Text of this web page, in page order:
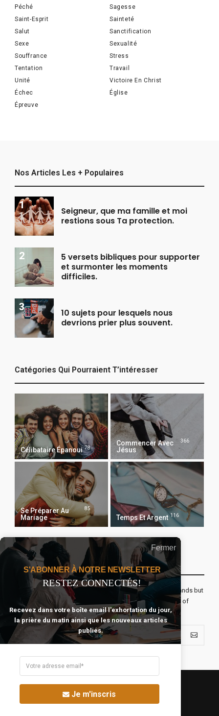
Péché
Sagesse
Saint-Esprit
Sainteté
Salut
Sanctification
Sexe
Sexualité
Souffrance
Stress
Tentation
Travail
Unité
Victoire En Christ
Échec
Église
Épreuve
Nos Articles Les + Populaires
Seigneur, que ma famille et moi
restions sous Ta protection.
5 versets bibliques pour supporter
et surmonter les moments
difficiles.
10 sujets pour lesquels nous
devrions prier plus souvent.
Catégories Qui Pourraient T’intéresser
Célibataire Épanoui 78
Commencer Avec
Jésus
366
Se Préparer Au
Mariage
85
Temps Et Argent 116
Recevoir Notre Newsletter Chaque Matin
The real voyage of discovery consists not in seeking new lands but
seeing with new eyes. All journeys have secret destinations of
which the traveler is unaware.
Fermer
S'ABONNER À NOTRE NEWSLETTER
RESTEZ CONNECTÉS!
Recevez dans votre boîte email l'exhortation du jour,
la prière du matin ainsi que les nouveaux articles
publiés.
Je m'inscris